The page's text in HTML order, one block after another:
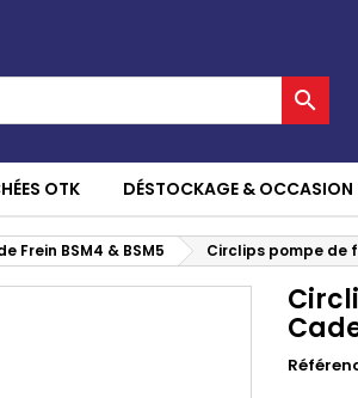

OTK DÉSTOCKAGE & OCCASION
Frein BSM4 & BSM5 Circlips pompe de